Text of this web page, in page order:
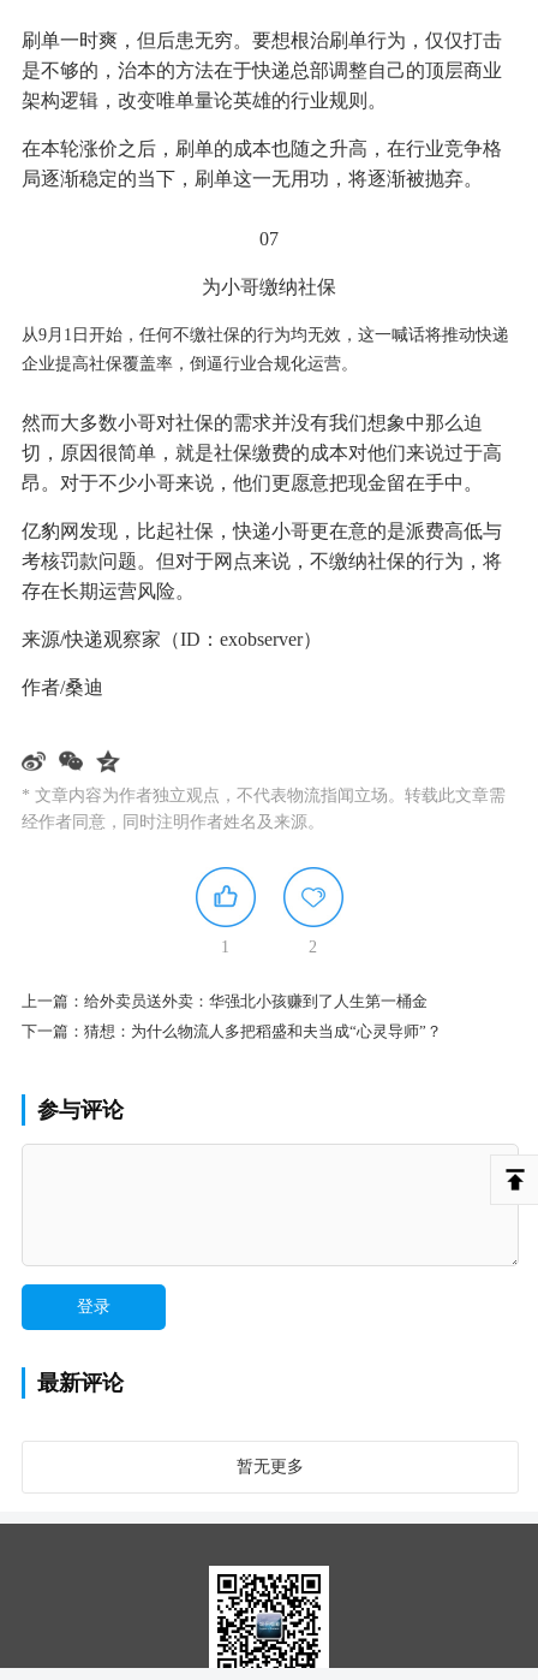
刷单一时爽，但后患无穷。要想根治刷单行为，仅仅打击
是不够的，治本的方法在于快递总部调整自己的顶层商业
架构逻辑，改变唯单量论英雄的行业规则。
在本轮涨价之后，刷单的成本也随之升高，在行业竞争格
局逐渐稳定的当下，刷单这一无用功，将逐渐被抛弃。
07
为小哥缴纳社保
从9月1日开始， 任何不缴社保的行为均无效， 这一喊话将推动快递
企业提高社保覆盖率，倒逼行业合规化运营。
然而大多数小哥对社保的需求并没有我们想象中那么迫
切，原因很简单，就是社保缴费的成本对他们来说过于高
昂。对于不少小哥来说，他们更愿意把现金留在手中。
亿豹网发现，比起社保，快递小哥更在意的是派费高低与
考核罚款问题。但对于网点来说，不缴纳社保的行为，将
存在长期运营风险。
来源/快递观察家（ID：exobserver）
作者/桑迪
* 文章内容为作者独立观点，不代表物流指闻立场。转载此文章需
经作者同意，同时注明作者姓名及来源。
1 2
上一篇： 给外卖员送外卖：华强北小孩赚到了人生第一桶金
下一篇： 猜想：为什么物流人多把稻盛和夫当成“心灵导师”？
参与评论
最新评论
暂无更多